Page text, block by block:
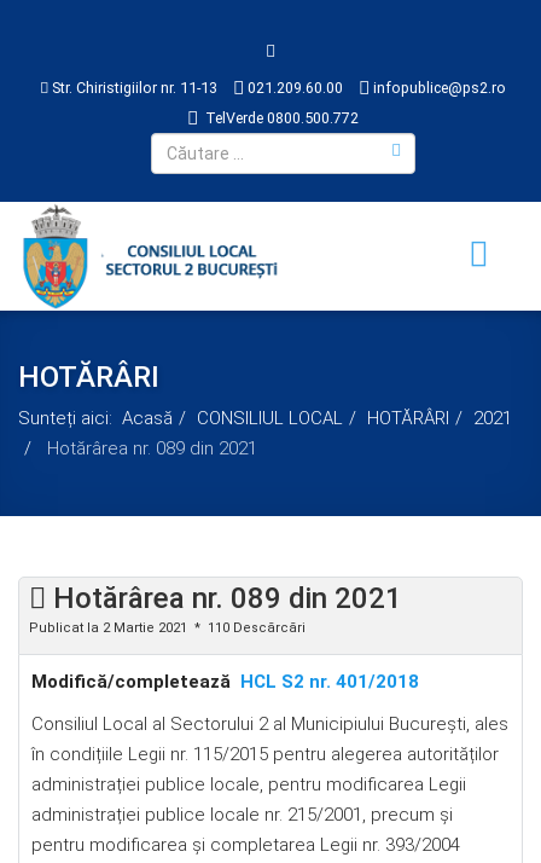
Str. Chiristigiilor nr. 11-13 021.209.60.00
infopublice@ps2.ro
TelVerde 0800.500.772
HOTĂRÂRI
Sunteți aici: Acasă CONSILIUL LOCAL HOTĂRÂRI
2021
Hotărârea nr. 089 din 2021
Hotărârea nr. 089 din 2021
Publicat la 2 Martie 2021 110 Descărcări
Modifică/completează HCL S2 nr. 401/2018
Consiliul Local al Sectorului 2 al Municipiului Bucureşti, ales
în condițiile Legii nr. 115/2015 pentru alegerea autorităților
administrației publice locale, pentru modificarea Legii
administrației publice locale nr. 215/2001, precum și
pentru modificarea şi completarea Legii nr. 393/2004